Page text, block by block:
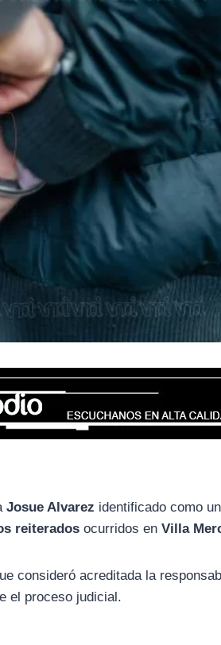
Josue Alvarez identificado como un
reiterados ocurridos enVilla
consideró acreditada la
el proceso judicial.